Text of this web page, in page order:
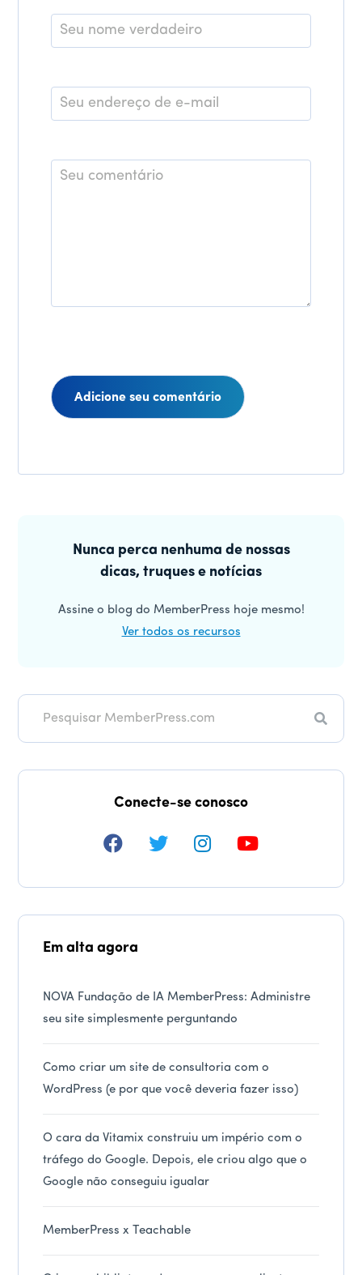
Nome
*
E-
mail
Comentário
lateralNunca perca nenhuma de nossas
dicas, truques e notícias
Assine o blog do MemberPress hoje mesmo!
Ver todos os recursos
Conecte-se conosco
Em alta agora
NOVA Fundação de IA MemberPress: Administre
seu site simplesmente perguntando
Como criar um site de consultoria com o
WordPress (e por que você deveria fazer isso)
O cara da Vitamix construiu um império com o
tráfego do Google. Depois, ele criou algo que o
Google não conseguiu igualar
MemberPress x Teachable